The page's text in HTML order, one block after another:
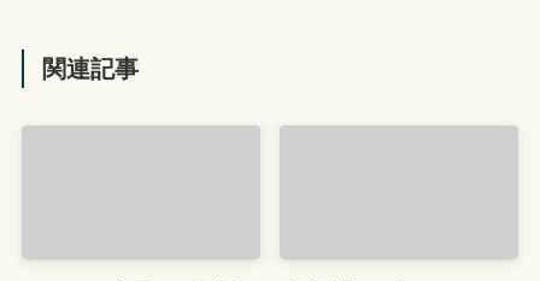
関連記事